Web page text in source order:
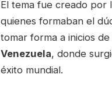
El tema fue creado por
quienes formaban el
tomar forma a inicios
Venezuela, donde
éxito mundial.